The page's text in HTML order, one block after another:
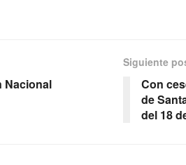
Nacional
Siguiente
Con
de
del 18